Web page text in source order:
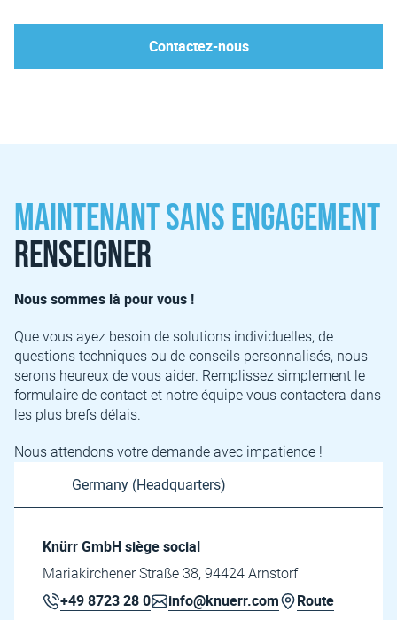
Contactez-nous
Maintenant sans engagement
renseigner
Nous sommes là pour vous !
Que vous ayez besoin de solutions individuelles, de
questions techniques ou de conseils personnalisés, nous
serons heureux de vous aider. Remplissez simplement le
formulaire de contact et notre équipe vous contactera dans
les plus brefs délais.
Nous attendons votre demande avec impatience !
Knürr GmbH siège social
Mariakirchener Straße 38, 94424 Arnstorf
+49 8723 28 0 info@knuerr.com Route